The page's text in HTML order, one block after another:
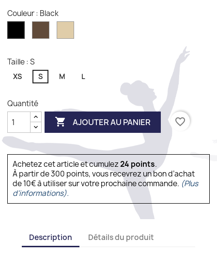
Couleur : Black
Taille : S
XS S M L
Quantité
 AJOUTER AU PANIER favorite_border
Achetez cet article et cumulez24 points.
À partir de 300 points, vous recevrez un bon d’achat
de 10€ à utiliser sur votre prochaine commande. (Plus
d'informations).
Description Détails du produit